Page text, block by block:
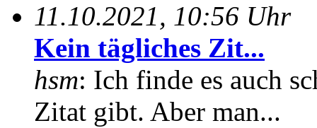
11.10.2021, 10:56 Uhr
Kein tägliches Zit...
hsm: Ich finde es auch
Zitat gibt. Aber man...